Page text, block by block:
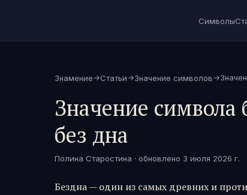
Символы
Знамение→Статьи→Значение символов→
Значение символа
без дна
Полина Старостина · обновлено 3 июля 2026 г.
Бездна — один из самых древних и